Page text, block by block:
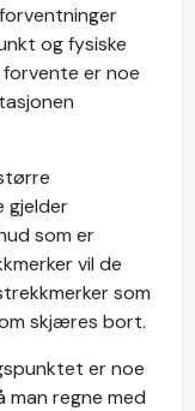
og fysiske
er noe
gjelder
som er
vil de
som
skjæres bort.
er noe
man regne med